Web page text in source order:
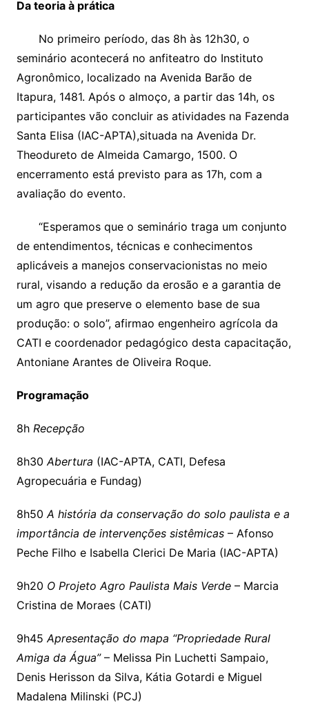
Da teoria à prática
No primeiro período, das 8h às 12h30, o
seminário acontecerá no anfiteatro do Instituto
Agronômico, localizado na Avenida Barão de
Itapura, 1481. Após o almoço, a partir das 14h, os
participantes vão concluir as atividades na Fazenda
Santa Elisa (IAC-APTA),situada na Avenida Dr.
Theodureto de Almeida Camargo, 1500. O
encerramento está previsto para as 17h, com a
avaliação do evento.
“Esperamos que o seminário traga um conjunto
de entendimentos, técnicas e conhecimentos
aplicáveis a manejos conservacionistas no meio
rural, visando a redução da erosão e a garantia de
um agro que preserve o elemento base de sua
produção: o solo”, afirmao engenheiro agrícola da
CATI e coordenador pedagógico desta capacitação,
Antoniane Arantes de Oliveira Roque.
Programação
8h Recepção
8h30Abertura (IAC-APTA, CATI, Defesa
Agropecuária e Fundag)
8h50A história da conservação do solo paulista e a
importância de intervenções sistêmicas– Afonso
Peche Filho e Isabella Clerici De Maria (IAC-APTA)
9h20 O Projeto Agro Paulista Mais Verde– Marcia
Cristina de Moraes (CATI)
9h45Apresentação do mapa “Propriedade Rural
Amiga da Água”– Melissa Pin Luchetti Sampaio,
Denis Herisson da Silva, Kátia Gotardi e Miguel
Madalena Milinski (PCJ)